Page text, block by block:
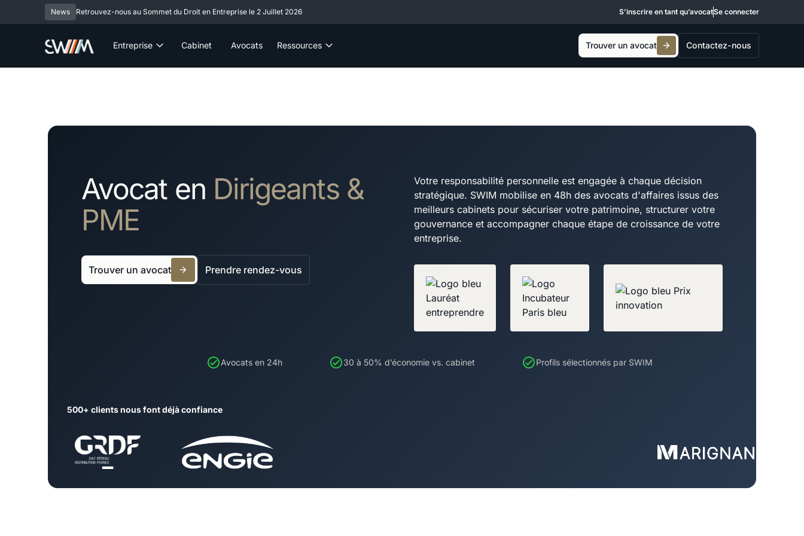
News Retrouvez-nous au Sommet du Droit en Entreprise le 2 Juillet 2026 S’inscrire en tant qu’avocatSe connecter
Entreprise Cabinet Avocats Ressources Trouver un avocat Contactez-nous
Avocat en Dirigeants &
PME
Trouver un avocat Prendre rendez-vous
Votre responsabilité personnelle est engagée à chaque décision
stratégique. SWIM mobilise en 48h des avocats d'affaires issus des
meilleurs cabinets pour sécuriser votre patrimoine, structurer votre
gouvernance et accompagner chaque étape de croissance de votre
entreprise.
Avocats en 24h 30 à 50% d’économie vs. cabinet Profils sélectionnés par SWIM
500+ clients nous font déjà confiance